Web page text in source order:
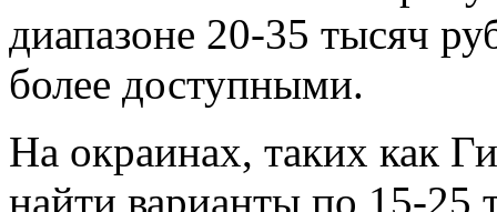
диапазоне 20-35 тысяч
более доступными.
На окраинах, таких как
найти варианты по 15-25